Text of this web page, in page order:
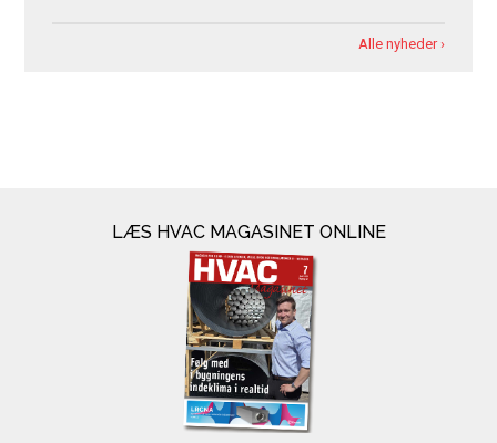
Alle nyheder ›
LÆS HVAC MAGASINET ONLINE